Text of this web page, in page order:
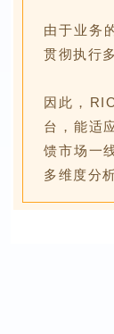
由于业务
贯彻执行
因此，
台，能适
馈市场一
多维度分